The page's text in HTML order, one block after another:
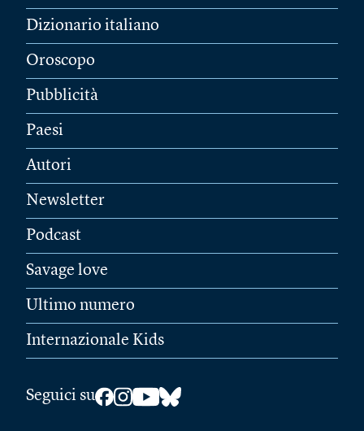
Dizionario italiano
Oroscopo
Pubblicità
Paesi
Autori
Newsletter
Podcast
Savage love
Ultimo numero
Internazionale Kids
Seguici su